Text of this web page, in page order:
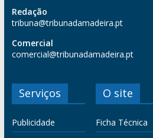
Redação
tribuna@tribunadamadeira.pt
Comercial
comercial@tribunadamadeira.pt
Serviços
Publicidade
O site
Ficha Técnica